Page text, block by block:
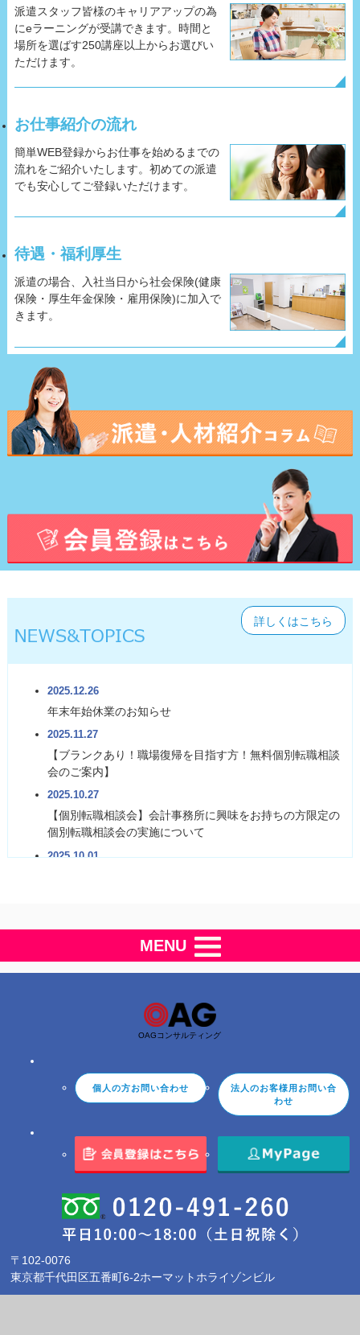
派遣スタッフ皆様のキャリアアップの為
にeラーニングが受講できます。時間と
場所を選ばす250講座以上からお選びい
ただけます。
お仕事紹介の流れ
簡単WEB登録からお仕事を始めるまでの
流れをご紹介いたします。初めての派遣
でも安心してご登録いただけます。
待遇・福利厚生
派遣の場合、入社当日から社会保険(健康
保険・厚生年金保険・雇用保険)に加入で
きます。
詳しくはこちら
2025.12.26
年末年始休業のお知らせ
2025.11.27
【ブランクあり！職場復帰を目指す方！無料個別転職相談
会のご案内】
2025.10.27
【個別転職相談会】会計事務所に興味をお持ちの方限定の
個別転職相談会の実施について
2025.10.01
2025.01.15
年末年始休業のお知らせ
2023.01.16
2022.12.29
年末年始休業のお知らせ
夏季休業のお知らせ
2021.12.28
年末年始休業のお知らせ
2021.08.12
夏季休暇のお知らせ
MENU
OAGコンサルティング
個人の方お問い合わせ
法人のお客様用お問い合
わせ
〒102-0076
東京都千代田区五番町6-2ホーマットホライゾンビル